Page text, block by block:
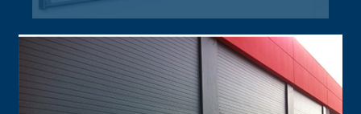
Dintel mínimo necesario: 100 mm para puertas
manuales y motorizadas.